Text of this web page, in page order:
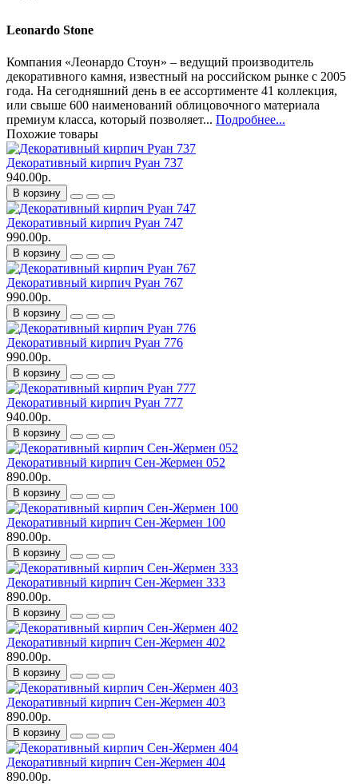
Leonardo Stone
Компания «Леонардо Стоун» – ведущий производитель
декоративного камня, известный на российском рынке с 2005
года. На сегодняшний день в ее ассортименте 41 коллекция,
или свыше 600 наименований облицовочного материала
премиум класса, который позволяет... Подробнее...
Похожие товары
Декоративный кирпич Руан 737
940.00р.
В корзину
Декоративный кирпич Руан 747
990.00р.
В корзину
Декоративный кирпич Руан 767
990.00р.
В корзину
Декоративный кирпич Руан 776
990.00р.
В корзину
Декоративный кирпич Руан 777
940.00р.
В корзину
Декоративный кирпич Сен-Жермен 052
890.00р.
В корзину
Декоративный кирпич Сен-Жермен 100
890.00р.
В корзину
Декоративный кирпич Сен-Жермен 333
890.00р.
В корзину
Декоративный кирпич Сен-Жермен 402
890.00р.
В корзину
Декоративный кирпич Сен-Жермен 403
890.00р.
В корзину
Декоративный кирпич Сен-Жермен 404
890.00р.